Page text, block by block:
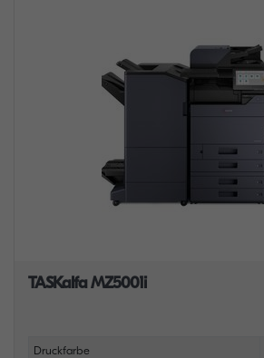
TASKalfa MZ5001i
Druckfarbe